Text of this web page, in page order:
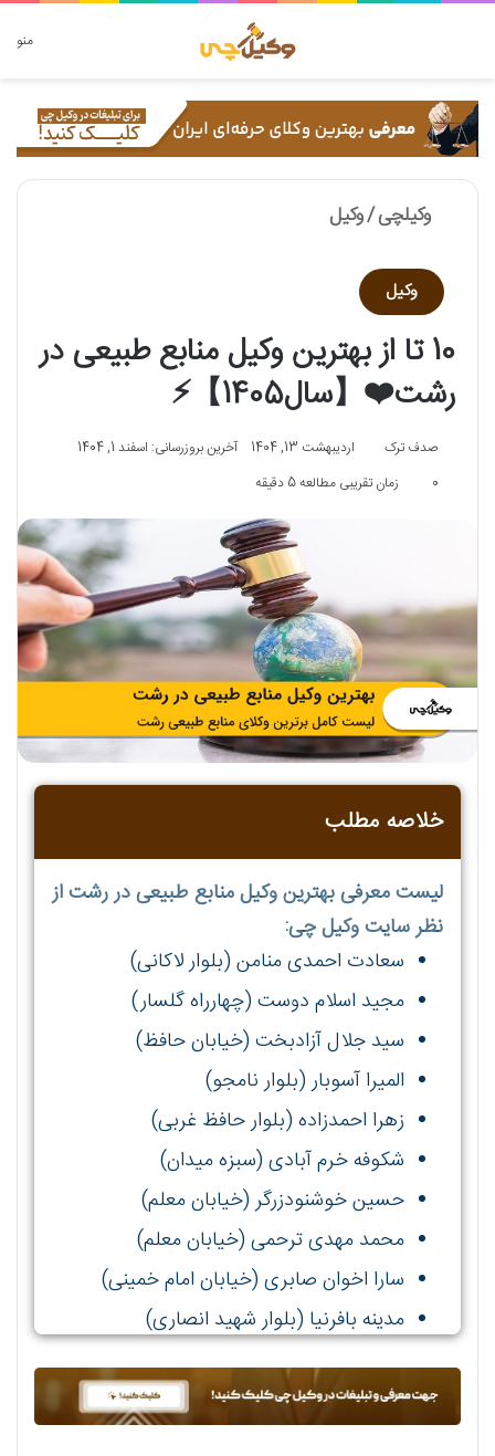
منو دنبال چه چیزی هستید؟
وکیلچی/وکیل
وکیل
10 تا از بهترین وکیل منابع طبیعی در
رشت❤️【سال1405】⚡
صدف ترک اردیبهشت 13, 1404
آخرین بروزرسانی: اسفند 1, 1404
0
زمان تقریبی مطالعه 5 دقیقه
خلاصه مطلب
لیست معرفی بهترین وکیل منابع طبیعی در رشت از
نظر سایت وکیل چی:
سعادت احمدی منامن (بلوار لاکانی)
مجید اسلام دوست (چهارراه گلسار)
سید جلال آزادبخت (خیابان حافظ)
المیرا آسوبار (بلوار نامجو)
زهرا احمدزاده (بلوار حافظ غربی)
شکوفه خرم آبادی (سبزه میدان)
حسین خوشنودزرگر (خیابان معلم)
محمد مهدی ترحمی (خیابان معلم)
سارا اخوان صابری (خیابان امام خمینی)
مدینه بافرنیا (بلوار شهید انصاری)